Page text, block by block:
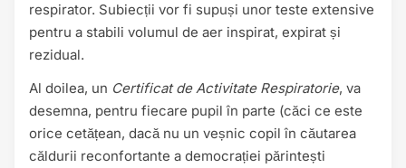
respirator. Subiecții vor fi supuși unor teste extensive
pentru a stabili volumul de aer inspirat, expirat și
rezidual.
Al doilea, un Certificat de Activitate Respiratorie, va
desemna, pentru fiecare pupil în parte (căci ce este
orice cetățean, dacă nu un veșnic copil în căutarea
căldurii reconfortante a democrației părintești